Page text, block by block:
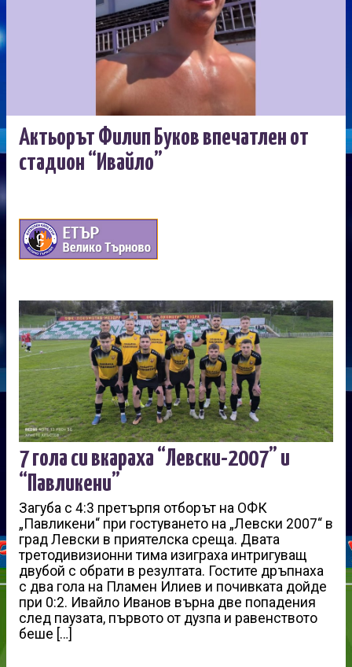
Актьорът Филип Буков впечатлен от
стадион “Ивайло”
7 гола си вкараха “Левски-2007” и
“Павликени”
Загуба с 4:3 претърпя отборът на ОФК
„Павликени“ при гостуването на „Левски 2007“ в
град Левски в приятелска среща. Двата
третодивизионни тима изиграха интригуващ
двубой с обрати в резултата. Гостите дръпнаха
с два гола на Пламен Илиев и почивката дойде
при 0:2. Ивайло Иванов върна две попадения
след паузата, първото от дузпа и равенството
беше […]